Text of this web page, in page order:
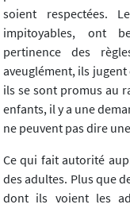
soient respectées.
impitoyables, ont
pertinence des
aveuglément, ils
ils se sont promus au
enfants, il y a une
ne peuvent pas dire
Ce qui fait autorité
des adultes. Plus que
dont ils voient les